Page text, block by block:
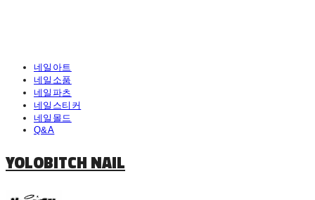
네일아트
네일소품
네일파츠
네일스티커
네일몰드
Q&A
YOLOBITCH NAIL